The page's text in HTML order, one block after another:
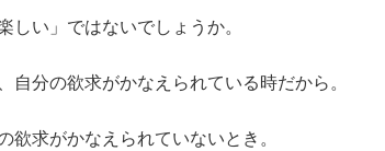
しい」ではないでしょうか。
分の欲求がかなえられている時だから。
求がかなえられていないとき。